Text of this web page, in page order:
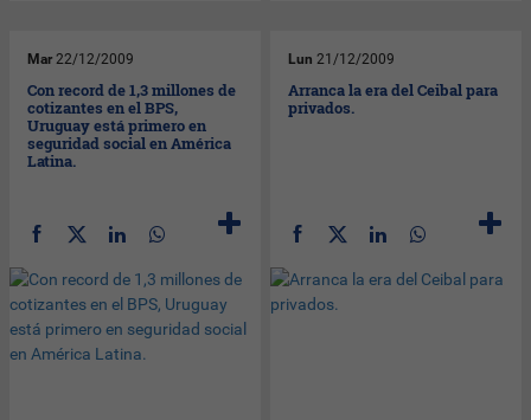
Mar 22/12/2009
Con record de 1,3 millones de
cotizantes en el BPS,
Uruguay está primero en
seguridad social en América
Latina.
Lun 21/12/2009
Arranca la era del Ceibal para
privados.